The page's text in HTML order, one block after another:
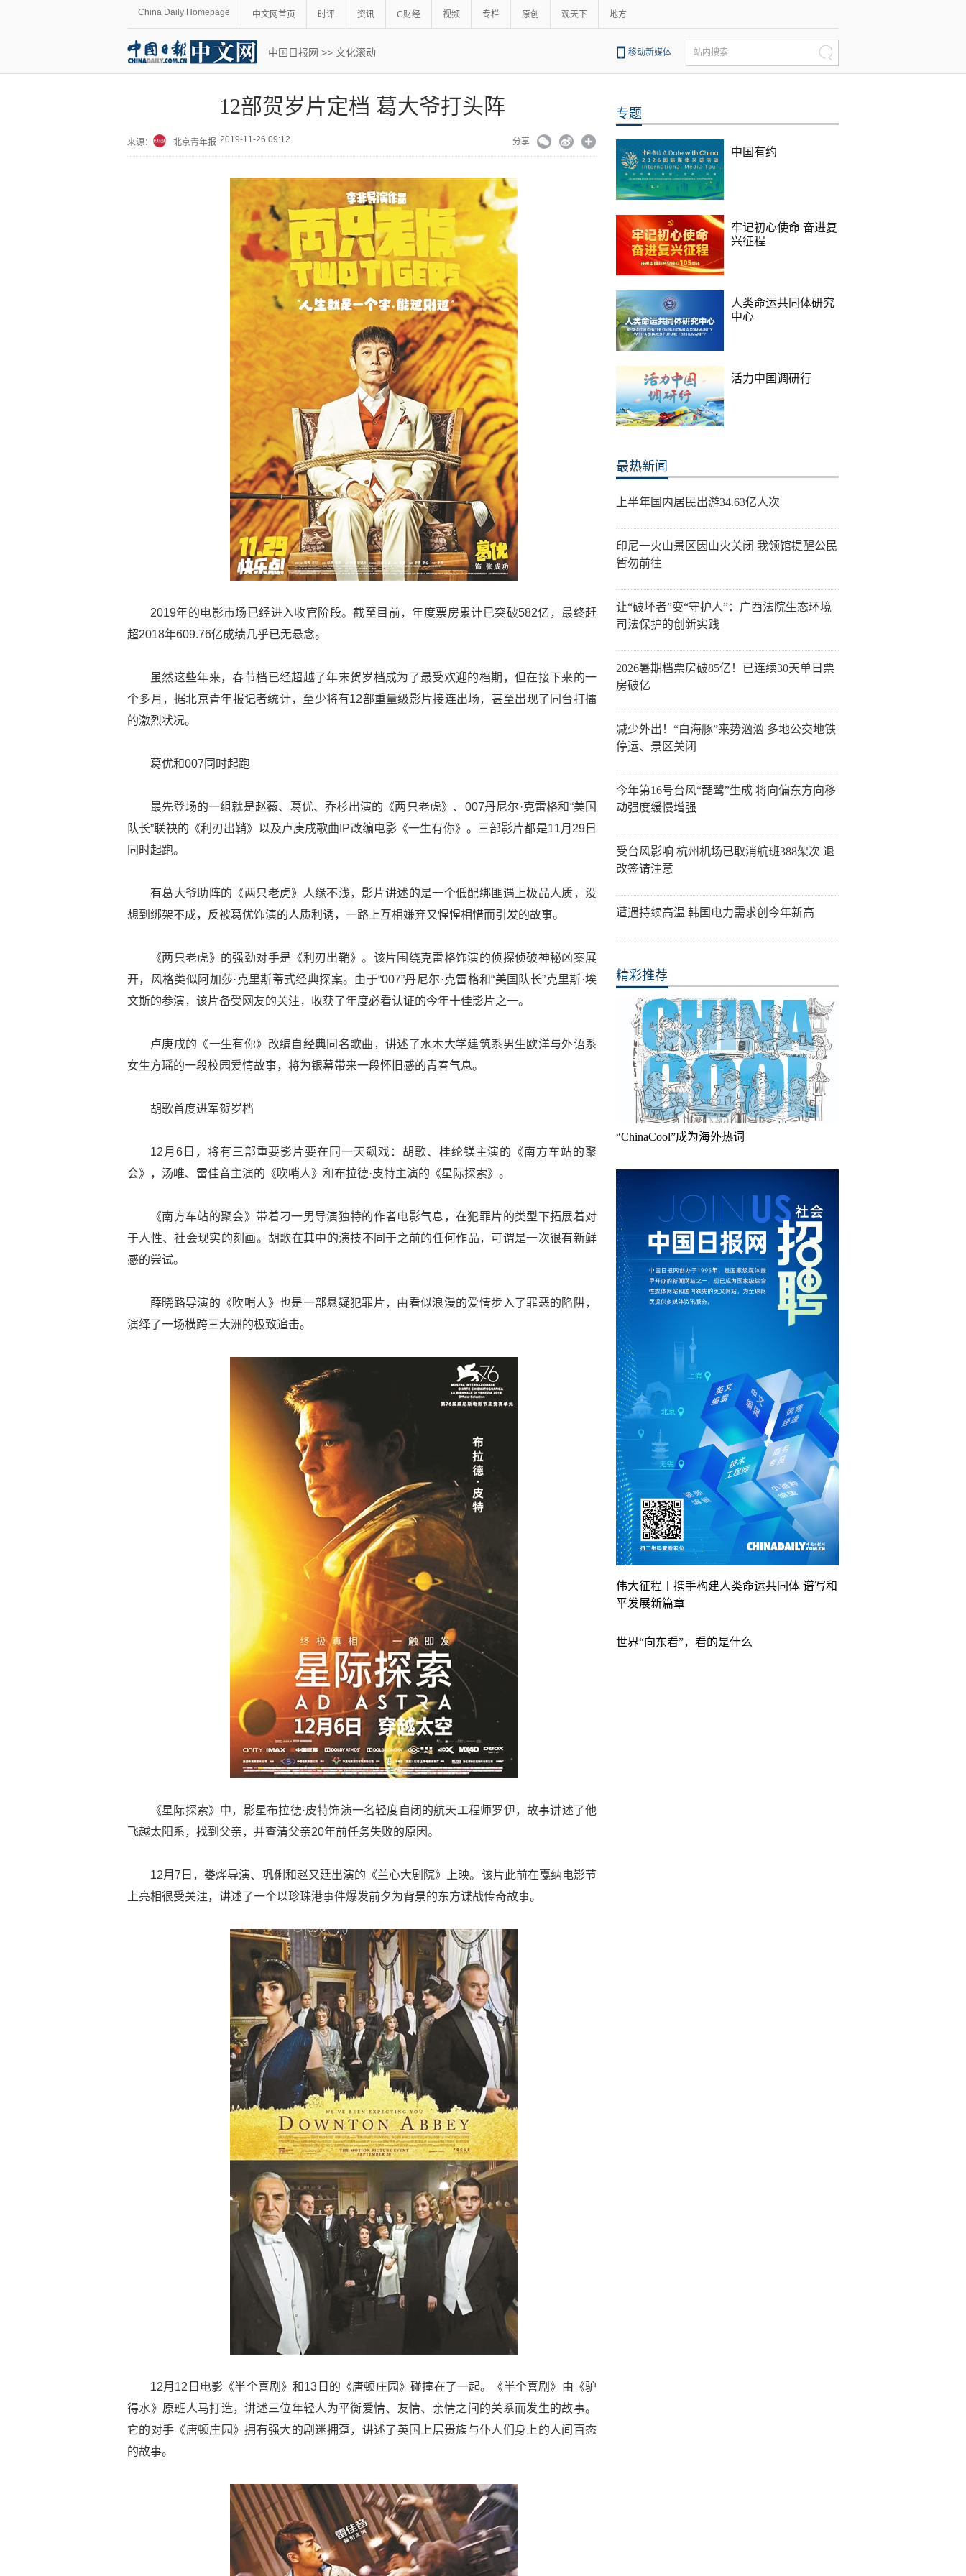
China Daily Homepage 中文网首页 时评 资讯 C财经 视频 专栏 原创 观天下 地方
中国日报网 >> 文化滚动 移动新媒体 站内搜索
12部贺岁片定档 葛大爷打头阵
来源： 北京青年报 2019-11-26 09:12 分享
2019年的电影市场已经进入收官阶段。截至目前，年度票房累计已突破582亿，最终赶
超2018年609.76亿成绩几乎已无悬念。
虽然这些年来，春节档已经超越了年末贺岁档成为了最受欢迎的档期，但在接下来的一
个多月，据北京青年报记者统计，至少将有12部重量级影片接连出场，甚至出现了同台打擂
的激烈状况。
葛优和007同时起跑
最先登场的一组就是赵薇、葛优、乔杉出演的《两只老虎》、007丹尼尔·克雷格和“美国
队长”联袂的《利刃出鞘》以及卢庚戌歌曲IP改编电影《一生有你》。三部影片都是11月29日
同时起跑。
有葛大爷助阵的《两只老虎》人缘不浅，影片讲述的是一个低配绑匪遇上极品人质，没
想到绑架不成，反被葛优饰演的人质利诱，一路上互相嫌弃又惺惺相惜而引发的故事。
《两只老虎》的强劲对手是《利刃出鞘》。该片围绕克雷格饰演的侦探侦破神秘凶案展
开，风格类似阿加莎·克里斯蒂式经典探案。由于“007”丹尼尔·克雷格和“美国队长”克里斯·埃
文斯的参演，该片备受网友的关注，收获了年度必看认证的今年十佳影片之一。
卢庚戌的《一生有你》改编自经典同名歌曲，讲述了水木大学建筑系男生欧洋与外语系
女生方瑶的一段校园爱情故事，将为银幕带来一段怀旧感的青春气息。
胡歌首度进军贺岁档
12月6日，将有三部重要影片要在同一天飙戏：胡歌、桂纶镁主演的《南方车站的聚
会》，汤唯、雷佳音主演的《吹哨人》和布拉德·皮特主演的《星际探索》。
《南方车站的聚会》带着刁一男导演独特的作者电影气息，在犯罪片的类型下拓展着对
于人性、社会现实的刻画。胡歌在其中的演技不同于之前的任何作品，可谓是一次很有新鲜
感的尝试。
薛晓路导演的《吹哨人》也是一部悬疑犯罪片，由看似浪漫的爱情步入了罪恶的陷阱，
演绎了一场横跨三大洲的极致追击。
《星际探索》中，影星布拉德·皮特饰演一名轻度自闭的航天工程师罗伊，故事讲述了他
飞越太阳系，找到父亲，并查清父亲20年前任务失败的原因。
12月7日，娄烨导演、巩俐和赵又廷出演的《兰心大剧院》上映。该片此前在戛纳电影节
上亮相很受关注，讲述了一个以珍珠港事件爆发前夕为背景的东方谍战传奇故事。
12月12日电影《半个喜剧》和13日的《唐顿庄园》碰撞在了一起。《半个喜剧》由《驴
得水》原班人马打造，讲述三位年轻人为平衡爱情、友情、亲情之间的关系而发生的故事。
它的对手《唐顿庄园》拥有强大的剧迷拥趸，讲述了英国上层贵族与仆人们身上的人间百态
的故事。
专题
中国有约
牢记初心使命 奋进复
兴征程
人类命运共同体研究
中心
活力中国调研行
最热新闻
上半年国内居民出游34.63亿人次
印尼一火山景区因山火关闭 我领馆提醒公民
暂勿前往
让“破坏者”变“守护人”：广西法院生态环境
司法保护的创新实践
2026暑期档票房破85亿！已连续30天单日票
房破亿
减少外出！“白海豚”来势汹汹 多地公交地铁
停运、景区关闭
今年第16号台风“琵鹭”生成 将向偏东方向移
动强度缓慢增强
受台风影响 杭州机场已取消航班388架次 退
改签请注意
遭遇持续高温 韩国电力需求创今年新高
精彩推荐
“ChinaCool”成为海外热词
伟大征程丨携手构建人类命运共同体 谱写和
平发展新篇章
世界“向东看”，看的是什么